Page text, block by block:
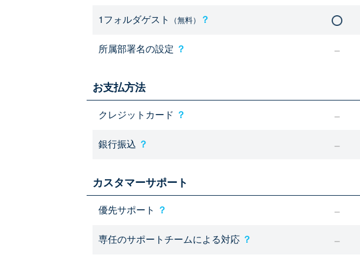
1フォルダゲスト （無料） ？
所属部署名の設定 ？
お支払方法
クレジットカード ？
銀行振込 ？
カスタマーサポート
優先サポート ？
専任のサポートチームによる対応 ？